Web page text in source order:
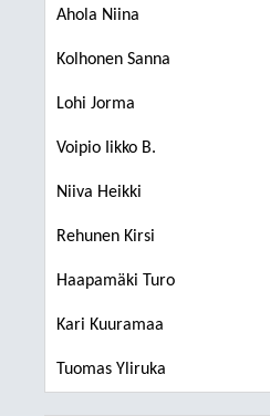
Ahola Niina
Kolhonen Sanna
Lohi Jorma
Voipio Iikko B.
Niiva Heikki
Rehunen Kirsi
Haapamäki Turo
Kari Kuuramaa
Tuomas Yliruka